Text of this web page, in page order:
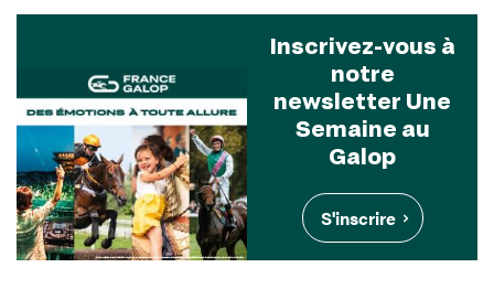
Inscrivez-vous à
notre
newsletter Une
Semaine au
Galop
S'inscrire